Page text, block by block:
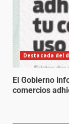
Destacada del
El Gobierno
comercios